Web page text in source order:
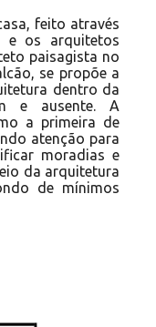
feito através
e os arquitetos
paisagista no
se propõe a
dentro da
e ausente. A
a primeira de
atenção para
moradias e
da arquitetura
de mínimos